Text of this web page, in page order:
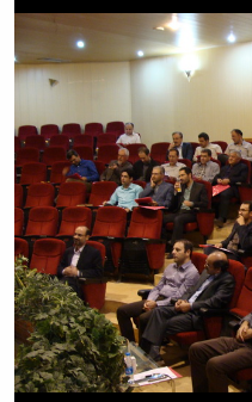
Deputy
Dean
for
Educational
Deputy
Dean
for
Research
Affairs
Deputy
Dean
for
Postgraduate
Studies
Analysis